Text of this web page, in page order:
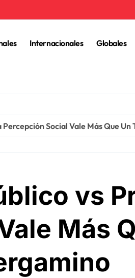
Internacionales Globales
Social Vale Más Que
vs
Más